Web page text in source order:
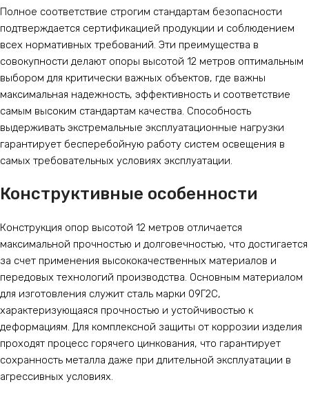
Полное соответствие строгим стандартам безопасности
подтверждается сертификацией продукции и соблюдением
всех нормативных требований. Эти преимущества в
совокупности делают опоры высотой 12 метров оптимальным
выбором для критически важных объектов, где важны
максимальная надежность, эффективность и соответствие
самым высоким стандартам качества. Способность
выдерживать экстремальные эксплуатационные нагрузки
гарантирует бесперебойную работу систем освещения в
самых требовательных условиях эксплуатации.
Конструктивные особенности
Конструкция опор высотой 12 метров отличается
максимальной прочностью и долговечностью, что достигается
за счет применения высококачественных материалов и
передовых технологий производства. Основным материалом
для изготовления служит сталь марки 09Г2С,
характеризующаяся прочностью и устойчивостью к
деформациям. Для комплексной защиты от коррозии изделия
проходят процесс горячего цинкования, что гарантирует
сохранность металла даже при длительной эксплуатации в
агрессивных условиях.